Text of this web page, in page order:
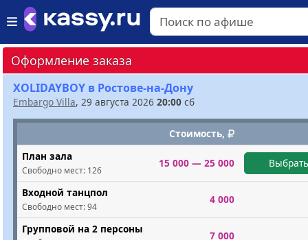
Оформление заказа
XOLIDAYBOY в Ростове-на-Дону
Embargo Villa, 29 августа 2026 20:00 сб
Стоимость,
План зала
Свободно мест: 126
15 000 — 25 000
Входной танцпол
Свободно мест:94
4 000
Групповой на 2 персоны
7 000